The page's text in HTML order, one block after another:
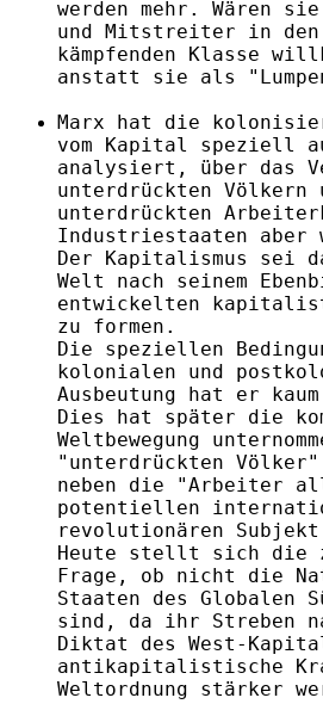
werden mehr. Wären
und Mitstreiter in den
kämpfenden Klasse
anstatt sie als
Marx hat die
vom Kapital speziell
analysiert, über das
unterdrückten Völkern
unterdrückten
Industriestaaten aber
Der Kapitalismus sei
Welt nach seinem
entwickelten
zu formen.
Die speziellen
kolonialen und
Ausbeutung hat er
Dies hat später die
Weltbewegung
"unterdrückten
neben die "Arbeiter
potentiellen
revolutionären
Heute stellt sich die
Frage, ob nicht die
Staaten des Globalen
sind, da ihr Streben
Diktat des West-
antikapitalistische
Weltordnung stärker